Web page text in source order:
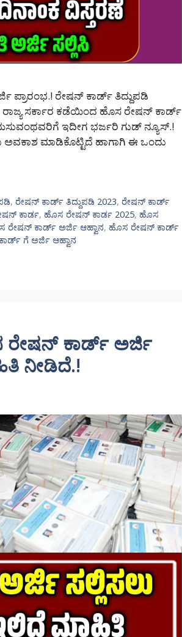
ಪ್ರಾರಂಭ.! ರೇಷನ್ ಕಾರ್ಡ್ ತಿದ್ದುಪಡಿ
ರಾಜ್ಯ ಸರ್ಕಾರ ಕಡೆಯಿಂದ ಹೊಸ ರೇಷನ್ ಕಾರ್ಡ್
ಇದೀಗ ಭರ್ಜರಿ ಗುಡ್ ನ್ಯೂಸ್.!
ಅವಕಾಶ ಮಾಡಿಕೊಟ್ಟಿದೆ ಹಾಗಾಗಿ ಈ ಒಂದು
,ರೇಷನ್ ಕಾರ್ಡ್ ತಿದ್ದುಪಡಿ 2023,ರೇಷನ್ ಕಾರ್ಡ್
ಕಾರ್ಡ, ಹೊಸ ರೇಷನ್ ಕಾರ್ಡ 2025, ಹೊಸ
ರೇಷನ್ ಕಾರ್ಡ್ ಅರ್ಜಿ ಆಹ್ವಾನ, ಹೊಸ ರೇಷನ್ ಕಾರ್ಡ್
ಗೆ ಅರ್ಜಿ ಆಹ್ವಾನ
ರೇಷನ್ ಕಾರ್ಡ್ ಅರ್ಜಿ
ನೀಡಿದೆ.!